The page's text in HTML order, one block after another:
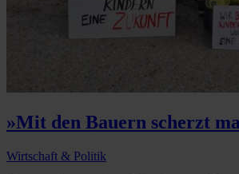
»Mit den Bauern scherzt
Wirtschaft & Politik